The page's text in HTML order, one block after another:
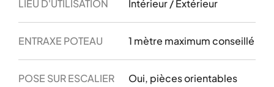
LIEU D'UTILISATION Intérieur / Extérieur
ENTRAXE POTEAU 1 mètre maximum conseillé
POSE SUR ESCALIER Oui, pièces orientables